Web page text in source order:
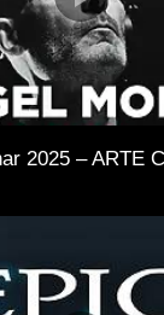
2025 – ARTE